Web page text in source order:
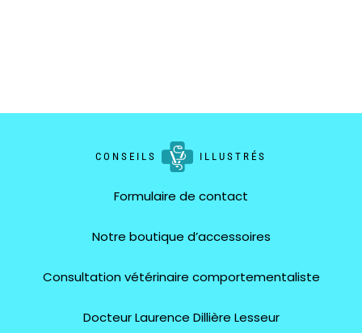
CONSEILS ILLUSTRÉS
Formulaire de contact
Notre boutique d’accessoires
Consultation vétérinaire comportementaliste
Docteur Laurence Dillière Lesseur